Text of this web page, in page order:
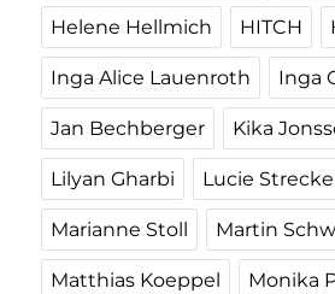
Helene Hellmich HITCH
Inga Alice Lauenroth Inga
Jan Bechberger Kika
Lilyan Gharbi Lucie
Marianne Stoll Martin
Matthias Koeppel Monika